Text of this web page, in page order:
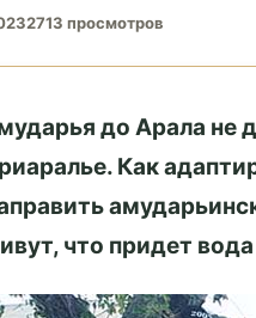
2713 просмотров
до Арала не
Как
что придет